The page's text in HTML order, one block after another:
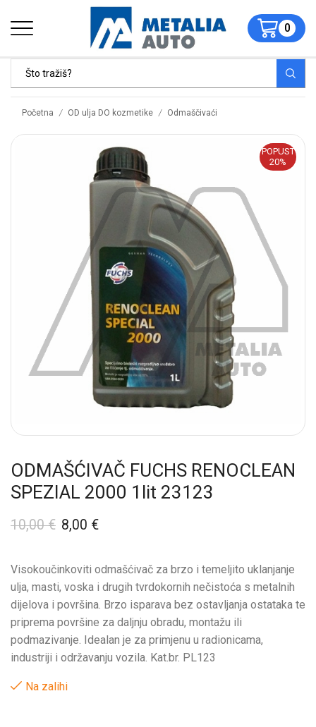
0
Početna / OD ulja DO kozmetike / Odmaščivaći
POPUST
20%
ODMAŠĆIVAČ FUCHS RENOCLEAN
SPEZIAL 2000 1lit 23123
10,00€ 8,00 €
Visokoučinkoviti odmašćivač za brzo i temeljito uklanjanje
ulja, masti, voska i drugih tvrdokornih nečistoća s metalnih
dijelova i površina. Brzo isparava bez ostavljanja ostataka te
priprema površine za daljnju obradu, montažu ili
podmazivanje. Idealan je za primjenu u radionicama,
industriji i održavanju vozila. Kat.br. PL123
Na zalihi